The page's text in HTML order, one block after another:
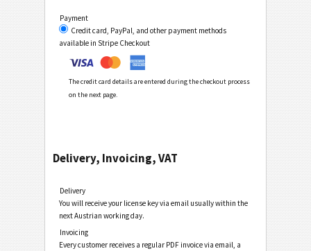
Payment
Credit card, PayPal, and other payment methods
available in Stripe Checkout
The credit card details are entered during the checkout process
on the next page.
Delivery, Invoicing, VAT
Delivery
You will receive your license key via email usually within the
next Austrian working day.
Invoicing
Every customer receives a regular PDF invoice via email, a